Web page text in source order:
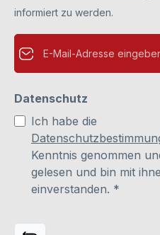
informiert zu werden.
E-Mail-Adresse*
Datenschutz
Ich habe die
Kenntnis genommen
gelesen und bin mit
einverstanden. *